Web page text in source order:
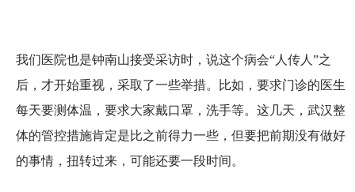
我们医院也是钟南山接受采访时，说这个病会“人传人”之
后，才开始重视，采取了一些举措。比如，要求门诊的医生
每天要测体温，要求大家戴口罩，洗手等。这几天，武汉整
体的管控措施肯定是比之前得力一些，但要把前期没有做好
的事情，扭转过来，可能还要一段时间。